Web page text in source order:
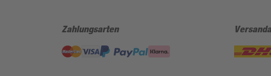
Zahlungsarten